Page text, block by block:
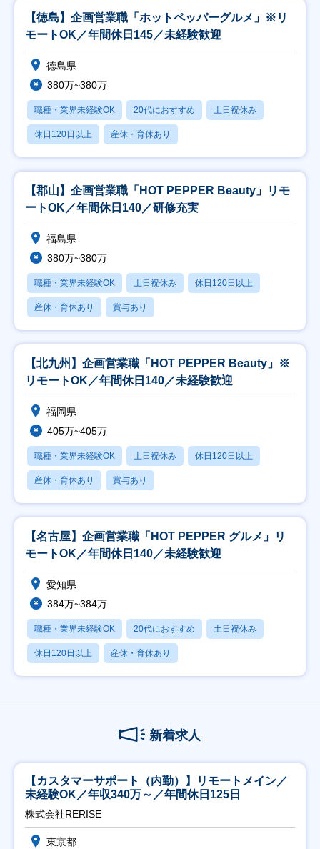
【徳島】企画営業職「ホットペッパーグルメ」※リ
モートOK／年間休日145／未経験歓迎
徳島県
380万~380万
職種・業界未経験OK 20代におすすめ 土日祝休み
休日120日以上 産休・育休あり
【郡山】企画営業職「HOT PEPPER Beauty」リモ
ートOK／年間休日140／研修充実
福島県
380万~380万
職種・業界未経験OK 土日祝休み 休日120日以上
産休・育休あり 賞与あり
【北九州】企画営業職「HOT PEPPER Beauty」※
リモートOK／年間休日140／未経験歓迎
福岡県
405万~405万
職種・業界未経験OK 土日祝休み 休日120日以上
産休・育休あり 賞与あり
【名古屋】企画営業職「HOT PEPPER グルメ」リ
モートOK／年間休日140／未経験歓迎
愛知県
384万~384万
職種・業界未経験OK 20代におすすめ 土日祝休み
休日120日以上 産休・育休あり
新着求人
【カスタマーサポート（内勤）】リモートメイン／
未経験OK／年収340万～／年間休日125日
株式会社RERISE
東京都